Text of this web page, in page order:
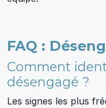
FAQ :
Comment
désengagé ?
Les signes les plus